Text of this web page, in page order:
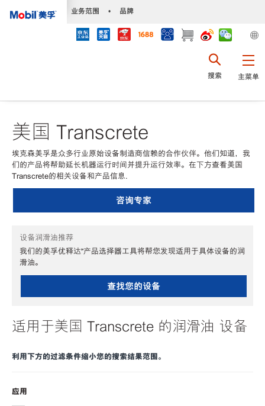
业务范围 • 品牌
主菜单
搜索
美国 Transcrete
埃克森美孚是众多行业原始设备制造商信赖的合作伙伴。他们知道，我
们的产品将帮助延长机器运行时间并提升运行效率。在下方查看美国
Transcrete的相关设备和产品信息.
咨询专家
设备润滑油推荐
我们的美孚优释达℠产品选择器工具将帮您发现适用于具体设备的润
滑油。
查找您的设备
适用于美国 Transcrete 的润滑油 设备
利用下方的过滤条件缩小您的搜索结果范围。
应用